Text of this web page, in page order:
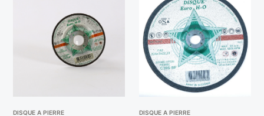
DISQUE A PIERRE DISQUE A PIERRE